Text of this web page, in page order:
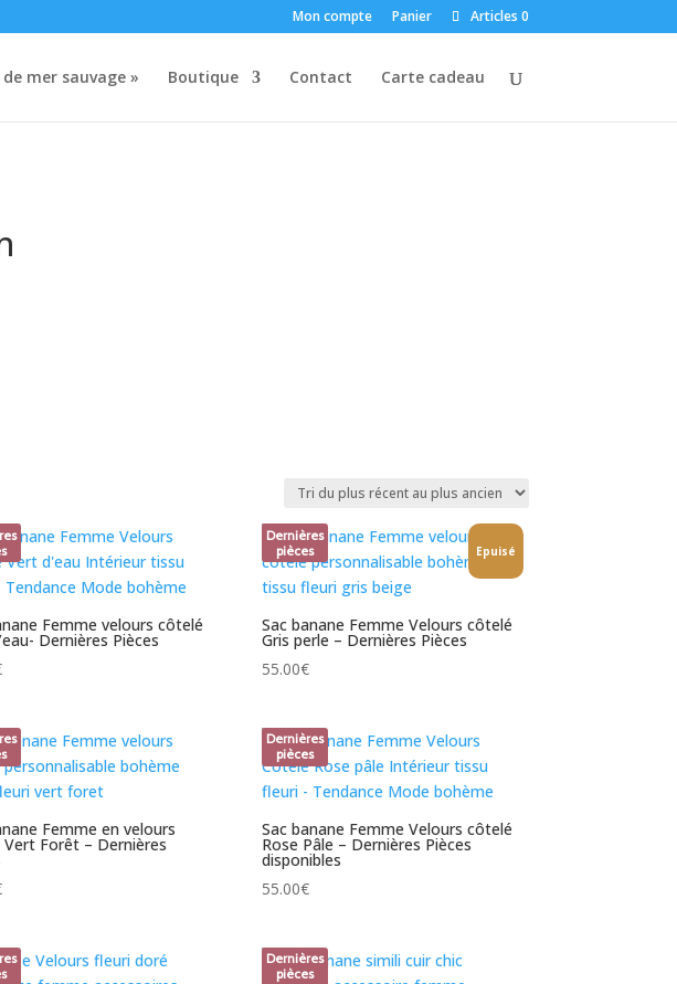
Mon compte Panier Articles 0
mer sauvage » Boutique Contact Carte cadeau
Femme velours côtelé
Dernières Pièces
Dernières
pièces
Epuisé
Sac banane Femme Velours côtelé
Gris perle – Dernières Pièces
55.00€
Femme en velours
Forêt – Dernières
Dernières
pièces
Sac banane Femme Velours côtelé
Rose Pâle – Dernières Pièces
disponibles
55.00€
Dernières
pièces